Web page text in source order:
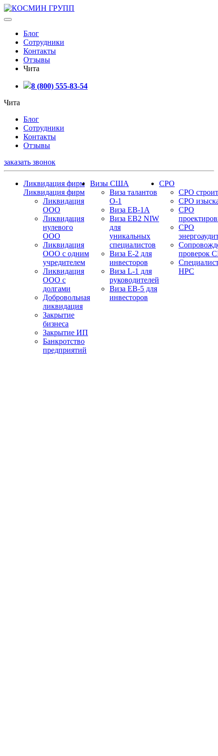
Блог
Сотрудники
Контакты
Отзывы
Чита
8 (800) 555-83-54
Чита
Блог
Сотрудники
Контакты
Отзывы
заказать звонок
Ликвидация фирм
Ликвидация фирм
Ликвидация
ООО
Ликвидация
нулевого
ООО
Ликвидация
ООО с одним
учредителем
Ликвидация
ООО с
долгами
Добровольная
ликвидация
Закрытие
бизнеса
Закрытие ИП
Банкротство
предприятий
Визы США
Виза талантов
О-1
Виза EB-1A
Виза EB2 NIW
для
уникальных
специалистов
Виза E-2 для
инвесторов
Виза L-1 для
руководителей
Виза EB-5 для
инвесторов
СРО
СРО
СРО
СРО
СРО
проверок
НРС